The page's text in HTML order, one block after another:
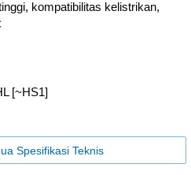
kompatibilitas kelistrikan,
[~HS1]
Spesifikasi Teknis